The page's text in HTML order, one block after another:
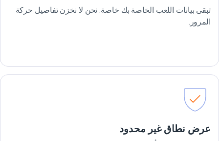
تبقى بيانات اللعب الخاصة بك خاصة. نحن لا نخزن تفاصيل حركة
المرور.
عرض نطاق غير محدود